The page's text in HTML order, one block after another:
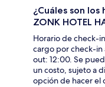
¿Cuáles son
ZONK HOTEL
Horario de check-
cargo por check-in
out: 12:00. Se
un costo, sujeto a
opción de hacer el